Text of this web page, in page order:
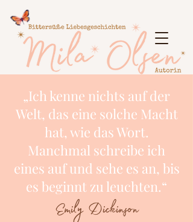
„Ich kenne nichts auf der
Welt, das eine solche Macht
hat, wie das Wort.
Manchmal schreibe ich
eines auf und sehe es an, bis
es beginnt zu leuchten.“
Emily Dickinson